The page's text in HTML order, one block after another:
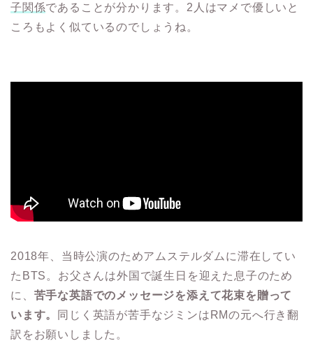
子関係であることが分かります。2人はマメで優しいと
ころもよく似ているのでしょうね。
2018年、当時公演のためアムステルダムに滞在してい
たBTS。お父さんは外国で誕生日を迎えた息子のため
に、 苦手な英語でのメッセージを添えて花束を贈って
います。
同じく英語が苦手なジミンはRMの元へ行き翻
訳をお願いしました。